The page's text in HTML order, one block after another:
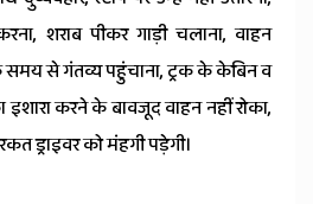
शराब पीकर गाड़ी चलाना, वाहन
से गंतव्य पहुंचाना, ट्रक के केबिन व
करने के बावजूद वाहन नहीं रोका,
ड्राइवर को मंहगी पड़ेगी।